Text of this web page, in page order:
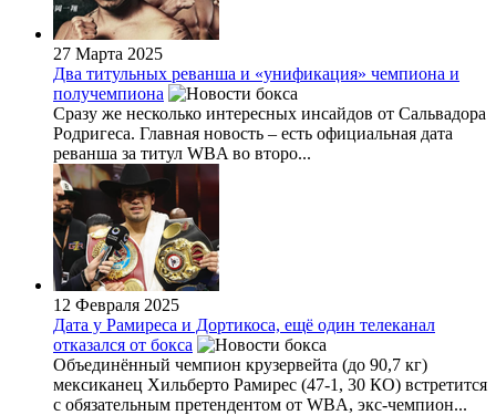
27 Марта 2025
Два титульных реванша и «унификация» чемпиона и
получемпиона
Сразу же несколько интересных инсайдов от Сальвадора
Родригеса. Главная новость – есть официальная дата
реванша за титул WBA во второ...
12 Февраля 2025
Дата у Рамиреса и Дортикоса, ещё один телеканал
отказался от бокса
Объединённый чемпион крузервейта (до 90,7 кг)
мексиканец Хильберто Рамирес (47-1, 30 КО) встретится
с обязательным претендентом от WBA, экс-чемпион...